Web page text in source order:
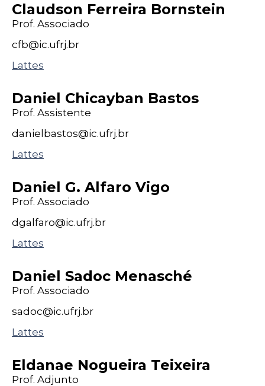
Claudson Ferreira Bornstein
Prof. Associado
cfb@ic.ufrj.br
Lattes
Daniel Chicayban Bastos
Prof. Assistente
danielbastos@ic.ufrj.br
Lattes
Daniel G. Alfaro Vigo
Prof. Associado
dgalfaro@ic.ufrj.br
Lattes
Daniel Sadoc Menasché
Prof. Associado
sadoc@ic.ufrj.br
Lattes
Eldanae Nogueira Teixeira
Prof. Adjunto